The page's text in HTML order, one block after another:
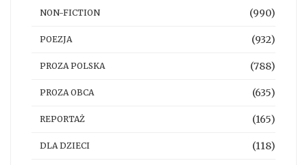
NON-FICTION (990)
POEZJA (932)
PROZA POLSKA (788)
PROZA OBCA (635)
REPORTAŻ (165)
DLA DZIECI (118)